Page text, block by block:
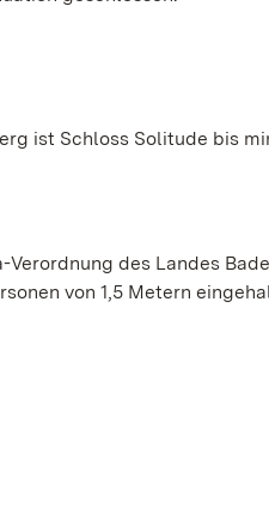
ist Schloss Solitude bis
des Landes
von 1,5 Metern